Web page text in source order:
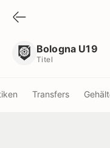
Bologna U19
Titel
Transfers